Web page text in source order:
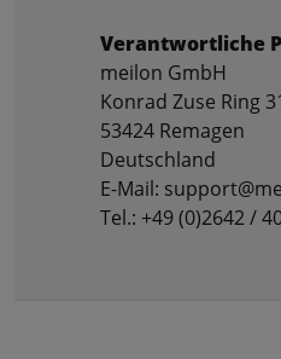
Verantwortliche
meilon GmbH
Konrad Zuse Ring
53424 Remagen
Deutschland
E-Mail:
Tel.: +49 (0)2642 /